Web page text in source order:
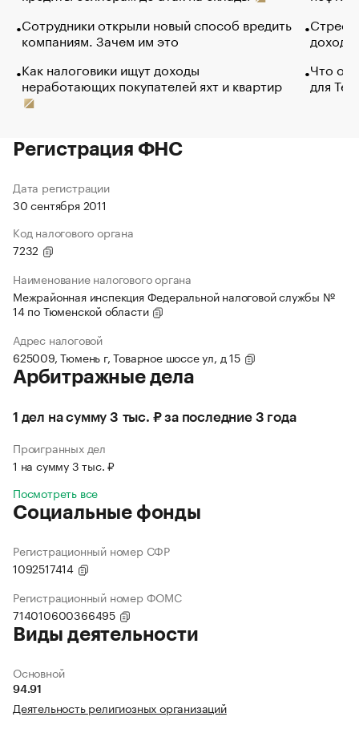
Сотрудники открыли новый способ вредить
компаниям. Зачем им это
Как налоговики ищут доходы
неработающих покупателей яхт и квартир
Что
для
Регистрация ФНС
Дата регистрации
30 сентября 2011
Код налогового органа
7232
Наименование налогового органа
Межрайонная инспекция Федеральной налоговой службы №
14 по Тюменской области
Адрес налоговой
625009, Тюмень г, Товарное шоссе ул, д 15
Арбитражные дела
1 дел на сумму 3 тыс. ₽ за последние 3 года
Проигранных дел
1 на сумму 3 тыс. ₽
Посмотреть все
Социальные фонды
Регистрационный номер СФР
1092517414
Регистрационный номер ФОМС
714010600366495
Виды деятельности
Основной
94.91
Деятельность религиозных организаций